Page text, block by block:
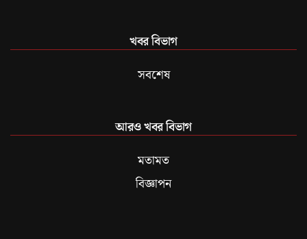
খবর বিভাগ
সবশেষ
আরও খবর বিভাগ
মতামত
বিজ্ঞাপন